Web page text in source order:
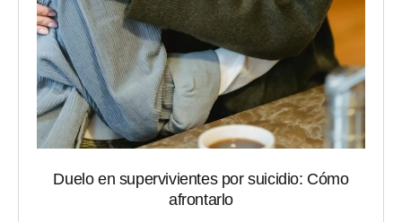
Duelo en supervivientes por suicidio: Cómo
afrontarlo